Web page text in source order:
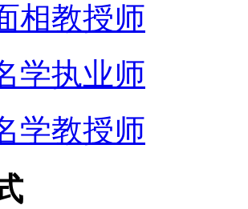
相教授师
学执业师
学教授师